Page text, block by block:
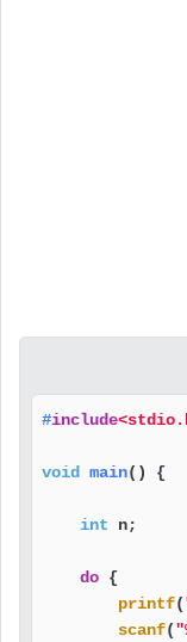
#include
void main() {
int n;
do {
printf(
scanf(